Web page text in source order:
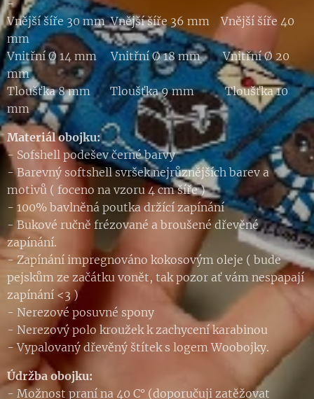
-
Vnější šíře 30 mm Vnější šíře 36 mm Vnější šíře 40
mm
Vnitřní Ø 14 mm Vnitřní Ø 18 mm Vnitřní Ø 20
mm
Tloušťka 8 mm Tloušťka 9 mm Tloušťka 10
mm
Materiál obojku:
- Sofshell podešev černé barvy
- Barevný softshell svršek nejrůznějších barev a
motivů ( foceno na vzoru 4 cm šíře )
- 100% bavlněná poutka držící zapínání
- Bukové ručně frézované a broušené dřevěné
zapínání.
- Zapínání impregnováno kokosovým oleje ( bude
pejskům ze začátku vonět, tak pozor ať vám nespapají
zapínání <3 )
- Nerezové posuvné spony
- Nerezový polo kroužek k zachycení karabinou
- Vypalovaný dřevěný štítek s logem Woobojky.
Údržba obojku:
- Možnost praní na 40 C° (doporučuji zatěžovat